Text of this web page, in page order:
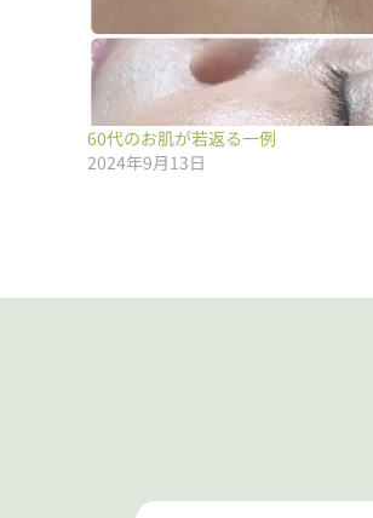
60代のお肌が若返る一例
2024年9月13日